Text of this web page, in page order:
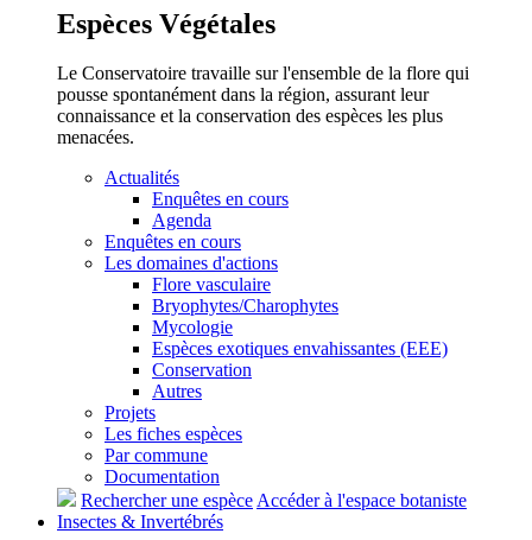
Espèces Végétales
Le Conservatoire travaille sur l'ensemble de la flore qui
pousse spontanément dans la région, assurant leur
connaissance et la conservation des espèces les plus
menacées.
Actualités
Enquêtes en cours
Agenda
Enquêtes en cours
Les domaines d'actions
Flore vasculaire
Bryophytes/Charophytes
Mycologie
Espèces exotiques envahissantes (EEE)
Conservation
Autres
Projets
Les fiches espèces
Par commune
Documentation
Rechercher une espèceAccéder à l'espace botaniste
Insectes & Invertébrés